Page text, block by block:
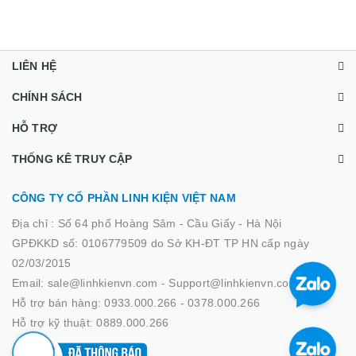
LIÊN HỆ
CHÍNH SÁCH
HỖ TRỢ
THỐNG KÊ TRUY CẬP
CÔNG TY CỔ PHẦN LINH KIỆN VIỆT NAM
Địa chỉ : Số 64 phố Hoàng Sâm - Cầu Giấy - Hà Nội
GPĐKKD số: 0106779509 do Sở KH-ĐT TP HN cấp ngày
02/03/2015
Email: sale@linhkienvn.com - Support@linhkienvn.com
Hỗ trợ bán hàng: 0933.000.266 - 0378.000.266
Hỗ trợ kỹ thuật: 0889.000.266